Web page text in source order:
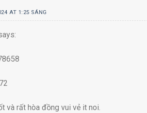
AT 1:25 SÁNG
và rất hòa đồng vui vẻ it noi.